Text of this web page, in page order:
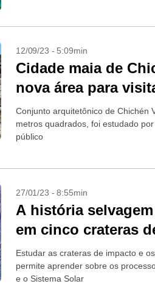
12/09/23 - 5:09min
Cidade maia de
nova área para
Conjunto arquitetônico de Chichén
metros quadrados, foi estudado
público
27/01/23 - 8:55min
A história
em cinco crateras
Estudar as crateras de impacto e
permite aprender sobre os
e o Sistema Solar